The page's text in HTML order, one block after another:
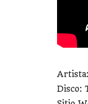
Disco: